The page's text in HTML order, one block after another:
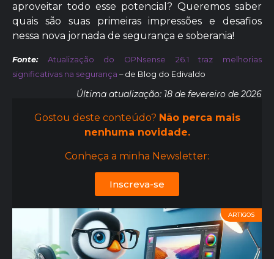
aproveitar todo esse potencial? Queremos saber
quais são suas primeiras impressões e desafios
nessa nova jornada de segurança e soberania!
Fonte:
Atualização do OPNsense 26.1 traz melhorias
significativas na segurança – de Blog do Edivaldo
Última atualização: 18 de fevereiro de 2026
Gostou deste conteúdo? Não perca mais
nenhuma novidade.
Conheça a minha Newsletter:
Inscreva-se
ARTIGOS